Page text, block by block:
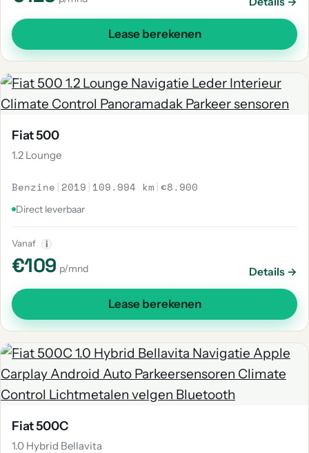
Lease berekenen
Fiat 500
1.2 Lounge
Benzine | 2019 | 109.994 km |€8.900
Direct leverbaar
Vanaf i
€109 p/mnd Details →
Lease berekenen
Fiat 500C
1.0 Hybrid Bellavita